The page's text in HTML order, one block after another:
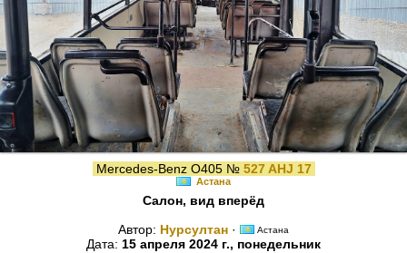
Mercedes-Benz O405 № 527 AHJ 17
Астана
Салон, вид вперёд
Автор: Нурсултан · Астана
Дата: 15 апреля 2024 г., понедельник